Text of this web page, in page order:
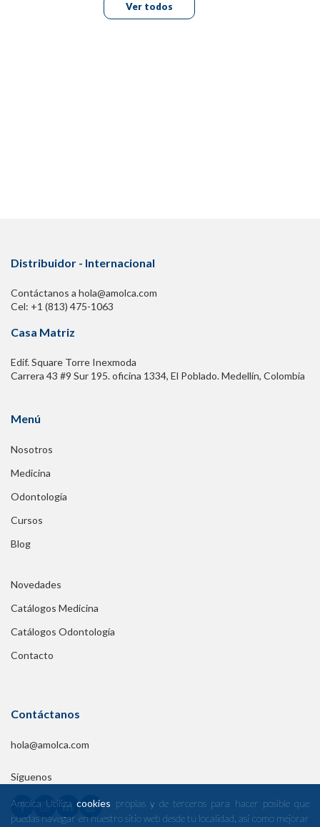
Ver todos
Distribuidor - Internacional
Contáctanos a hola@amolca.com
Cel: +1 (813) 475-1063
Casa Matriz
Edif. Square Torre Inexmoda
Carrera 43 #9 Sur 195. oficina 1334, El Poblado. Medellín, Colombia
Menú
Nosotros
Medicina
Odontología
Cursos
Blog
Novedades
Catálogos Medicina
Catálogos Odontología
Contacto
Contáctanos
hola@amolca.com
Síguenos
Amolca Utilizacookies propias y de terceros para hacer posible que
puedas navegar en nuestro sitio web desde tu localidad, así como mejorar